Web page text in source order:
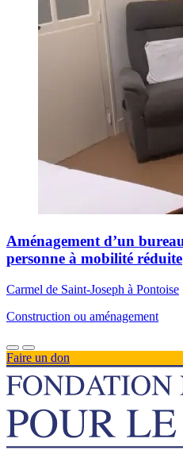
Aménagement d’un
personne à mobilité réduite
Carmel de Saint-Joseph à Pontoise
Construction ou aménagement
Faire un don